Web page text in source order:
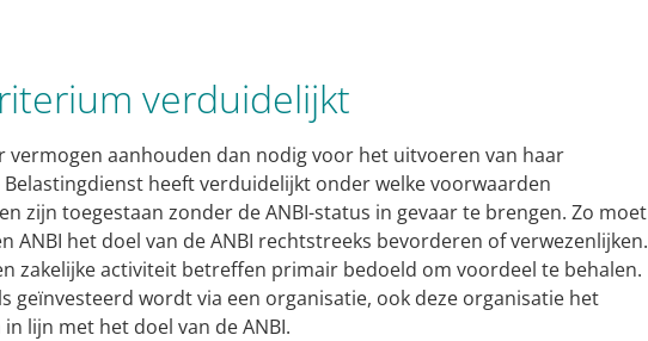
verduidelijkt
vermogen aanhouden dan nodig voor het uitvoeren van haar
Belastingdienst heeft verduidelijkt onder welke voorwaarden
zijn toegestaan zonder de ANBI-status in gevaar te brengen. Zo moet
ANBI het doel van de ANBI rechtstreeks bevorderen of verwezenlijken.
zakelijke activiteit betreffen primair bedoeld om voordeel te behalen.
geïnvesteerd wordt via een organisatie, ook deze organisatie het
lijn met het doel van de ANBI.